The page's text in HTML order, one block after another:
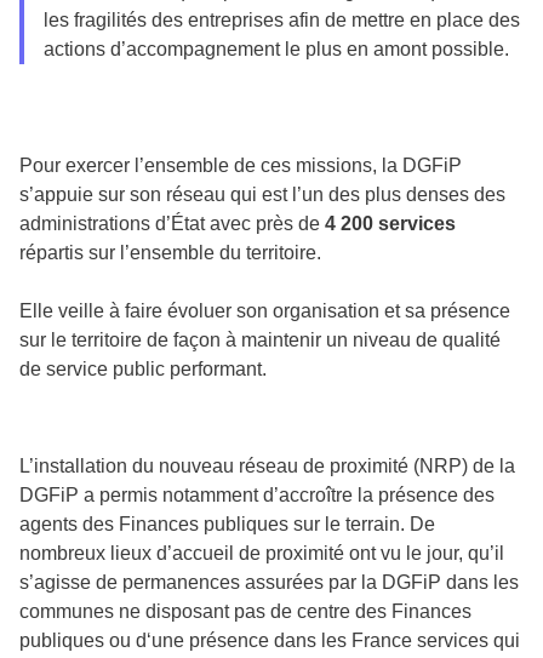
les fragilités des entreprises afin de mettre en place des
actions d’accompagnement le plus en amont possible.
Pour exercer l’ensemble de ces missions, la DGFiP
s’appuie sur son réseau qui est l’un des plus denses des
administrations d’État avec près de 4 200 services
répartis sur l’ensemble du territoire.
Elle veille à faire évoluer son organisation et sa présence
sur le territoire de façon à maintenir un niveau de qualité
de service public performant.
L’installation du nouveau réseau de proximité (NRP) de la
DGFiP a permis notamment d’accroître la présence des
agents des Finances publiques sur le terrain. De
nombreux lieux d’accueil de proximité ont vu le jour, qu’il
s’agisse de permanences assurées par la DGFiP dans les
communes ne disposant pas de centre des Finances
publiques ou d‘une présence dans les France services qui